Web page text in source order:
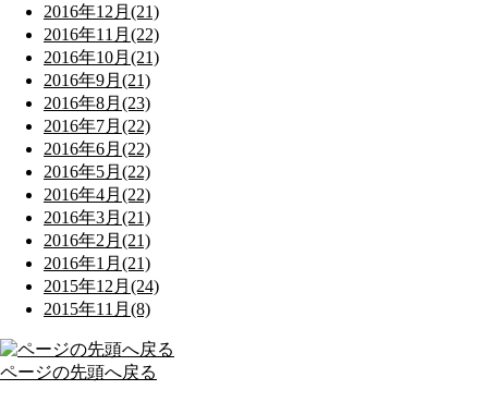
2016年12月(21)
2016年11月(22)
2016年10月(21)
2016年9月(21)
2016年8月(23)
2016年7月(22)
2016年6月(22)
2016年5月(22)
2016年4月(22)
2016年3月(21)
2016年2月(21)
2016年1月(21)
2015年12月(24)
2015年11月(8)
ページの先頭へ戻る